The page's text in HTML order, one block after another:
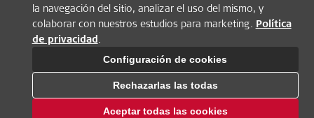
la navegación del sitio, analizar el uso del mismo, y
colaborar con nuestros estudios para marketing. Política
de privacidad.
Configuración de cookies
Rechazarlas las todas
Aceptar todas las cookies